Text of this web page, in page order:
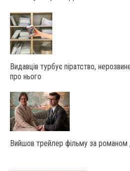
Видавців турбує піратство,
про нього
Вийшов трейлер фільму за романом